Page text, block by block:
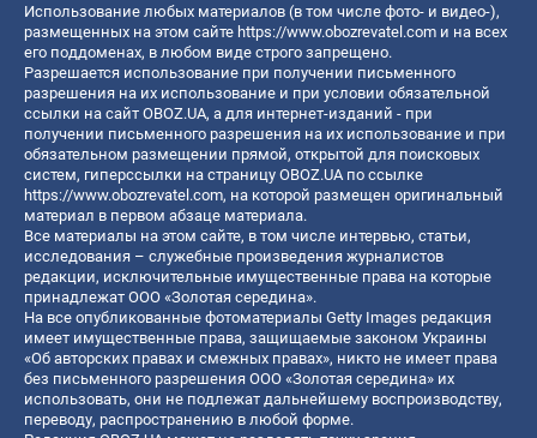
Использование любых материалов (в том числе фото- и видео-),
размещенных на этом сайте https://www.obozrevatel.com и на всех
его поддоменах, в любом виде строго запрещено.
Разрешается использование при получении письменного
разрешения на их использование и при условии обязательной
ссылки на сайт OBOZ.UA, а для интернет-изданий - при
получении письменного разрешения на их использование и при
обязательном размещении прямой, открытой для поисковых
систем, гиперссылки на страницу OBOZ.UA по ссылке
https://www.obozrevatel.com, на которой размещен оригинальный
материал в первом абзаце материала.
Все материалы на этом сайте, в том числе интервью, статьи,
исследования – служебные произведения журналистов
редакции, исключительные имущественные права на которые
принадлежат ООО «Золотая середина».
На все опубликованные фотоматериалы Getty Images редакция
имеет имущественные права, защищаемые законом Украины
«Об авторских правах и смежных правах», никто не имеет права
без письменного разрешения ООО «Золотая середина» их
использовать, они не подлежат дальнейшему воспроизводству,
переводу, распространению в любой форме.